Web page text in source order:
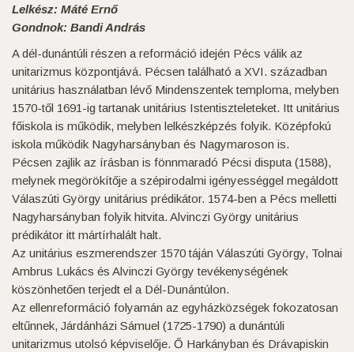
Lelkész: Máté Ernő
Gondnok: Bandi András
A dél-dunántúli részen a reformáció idején Pécs válik az
unitarizmus központjává. Pécsen található a XVI. században
unitárius használatban lévő Mindenszentek temploma, melyben
1570-től 1691-ig tartanak unitárius Istentiszteleteket. Itt unitárius
főiskola is működik, melyben lelkészképzés folyik. Középfokú
iskola működik Nagyharsányban és Nagymaroson is.
Pécsen zajlik az írásban is fönnmaradó Pécsi disputa (1588),
melynek megörökítője a szépirodalmi igényességgel megáldott
Válaszúti György unitárius prédikátor. 1574-ben a Pécs melletti
Nagyharsányban folyik hitvita. Alvinczi György unitárius
prédikátor itt mártírhalált halt.
Az unitárius eszmerendszer 1570 táján Válaszúti György, Tolnai
Ambrus Lukács és Alvinczi György tevékenységének
köszönhetően terjedt el a Dél-Dunántúlon.
Az ellenreformáció folyamán az egyházközségek fokozatosan
eltűnnek, Járdánházi Sámuel (1725-1790) a dunántúli
unitarizmus utolsó képviselője. Ő Harkányban és Drávapiskin